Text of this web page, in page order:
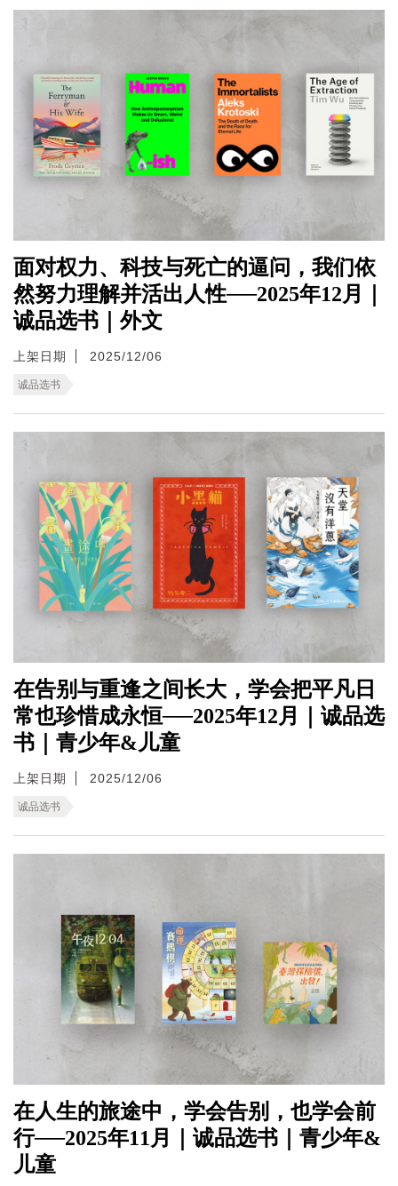
面对权力、科技与死亡的逼问，我们依
然努力理解并活出人性──2025年12月｜
诚品选书｜外文
上架日期 2025/12/06
诚品选书
在告别与重逢之间长大，学会把平凡日
常也珍惜成永恒──2025年12月｜诚品选
书｜青少年&儿童
上架日期 2025/12/06
诚品选书
在人生的旅途中，学会告别，也学会前
行──2025年11月｜诚品选书｜青少年&
儿童